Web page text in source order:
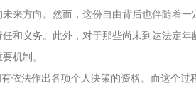
来方向。然而，这份自由背后也伴随着一
和义务。此外，对于那些尚未到达法定年
机制。
依法作出各项个人决策的资格。而这个过